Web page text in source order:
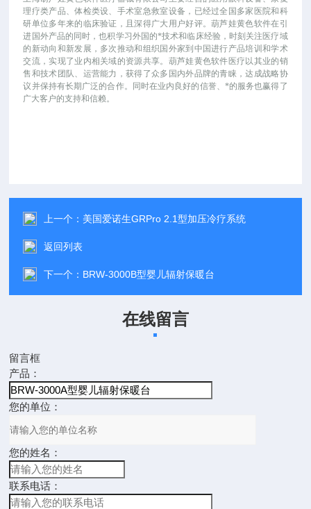
理疗类产品、体检类设、手术室急救室设备，已经过全国多家医院和科
研单位多年来的临床验证，且深得广大用户好评。葫芦娃黄色软件在引
进国外产品的同时，也积学习外国的*技术和临床经验，时刻关注医疗域
的新动向和新发展，多次推动和组织国外家到中国进行产品培训和学术
交流，实现了业内相关域的资源共享。葫芦娃黄色软件医疗以其业的销
售和技术团队、运营能力，获得了众多国内外品牌的青睐，达成战略协
议并保持有长期广泛的合作。同时在业内良好的信誉、*的服务也赢得了
广大客户的支持和信赖。
上一个： 美国爱诺生GRPro 2.1型加压冷疗系统
返回列表
下一个： BRW-3000B型婴儿辐射保暖台
在线留言
留言框
产品：
您的单位：
您的姓名：
联系电话：